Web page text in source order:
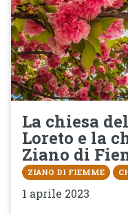
La chiesa
Loreto e la
Ziano di
ZIANO DI FIEMME
1 aprile 2023